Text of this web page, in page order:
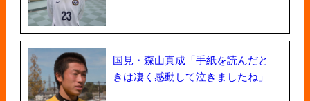
国見・森山真成「手紙を読んだと
きは凄く感動して泣きましたね」